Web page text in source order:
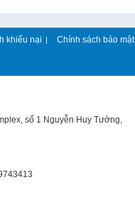
khiếu nại | Chính sách bảo mật
số 1 Nguyễn Huy Tưởng,